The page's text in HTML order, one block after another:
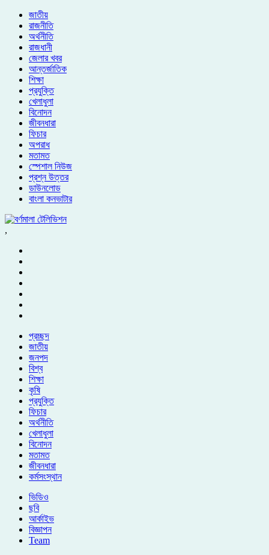
জাতীয়
রাজনীতি
অর্থনীতি
রাজধানী
জেলার খবর
আন্তর্জাতিক
শিক্ষা
প্রযুক্তি
খেলাধুলা
বিনোদন
জীবনধারা
ফিচার
অপরাধ
মতামত
স্পেশাল নিউজ
প্রশ্ন উত্তর
ডাউনলোড
বাংলা কনভাটার
,
প্রচ্ছদ
জাতীয়
জনপদ
বিশ্ব
শিক্ষা
কৃষি
প্রযুক্তি
ফিচার
অর্থনীতি
খেলাধুলা
বিনোদন
মতামত
জীবনধারা
কর্মসংস্থান
ভিডিও
ছবি
আর্কাইভ
বিজ্ঞাপন
Team